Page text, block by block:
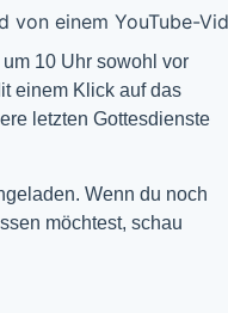
10 Uhr sowohl vor
einem Klick auf das
letzten Gottesdienste
Wenn du noch
möchtest, schau